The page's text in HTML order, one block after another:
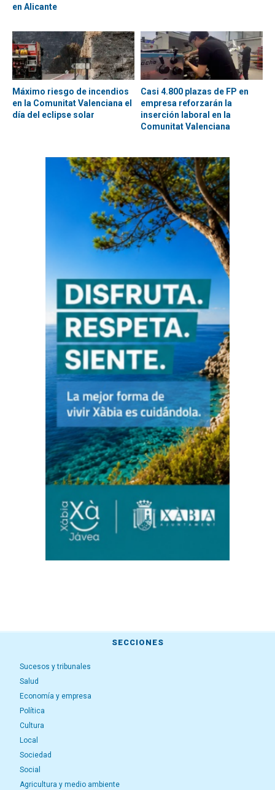
en Alicante
Máximo riesgo de incendios
en la Comunitat Valenciana el
día del eclipse solar
Casi 4.800 plazas de FP en
empresa reforzarán la
inserción laboral en la
Comunitat Valenciana
SECCIONES
Sucesos y tribunales
Salud
Economía y empresa
Política
Cultura
Local
Sociedad
Social
Agricultura y medio ambiente